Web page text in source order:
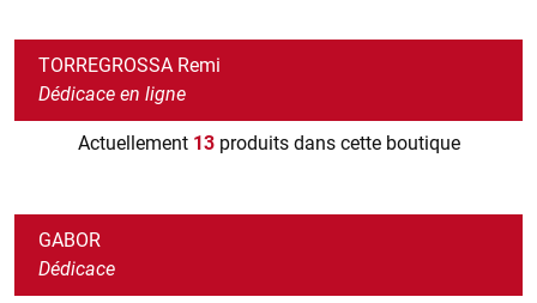
TORREGROSSA Remi
Dédicace en ligne
Actuellement 13produits dans cette boutique
GABOR
Dédicace